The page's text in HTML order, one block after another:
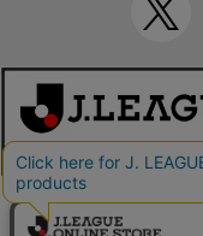
本サイトで使用している